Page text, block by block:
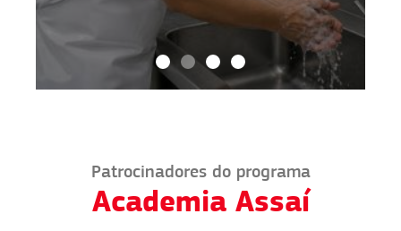
Patrocinadores do programa
Academia Assaí